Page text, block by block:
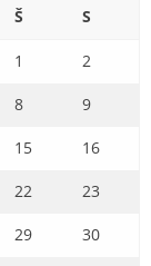
Š S
1 2
8 9
15 16
22 23
29 30